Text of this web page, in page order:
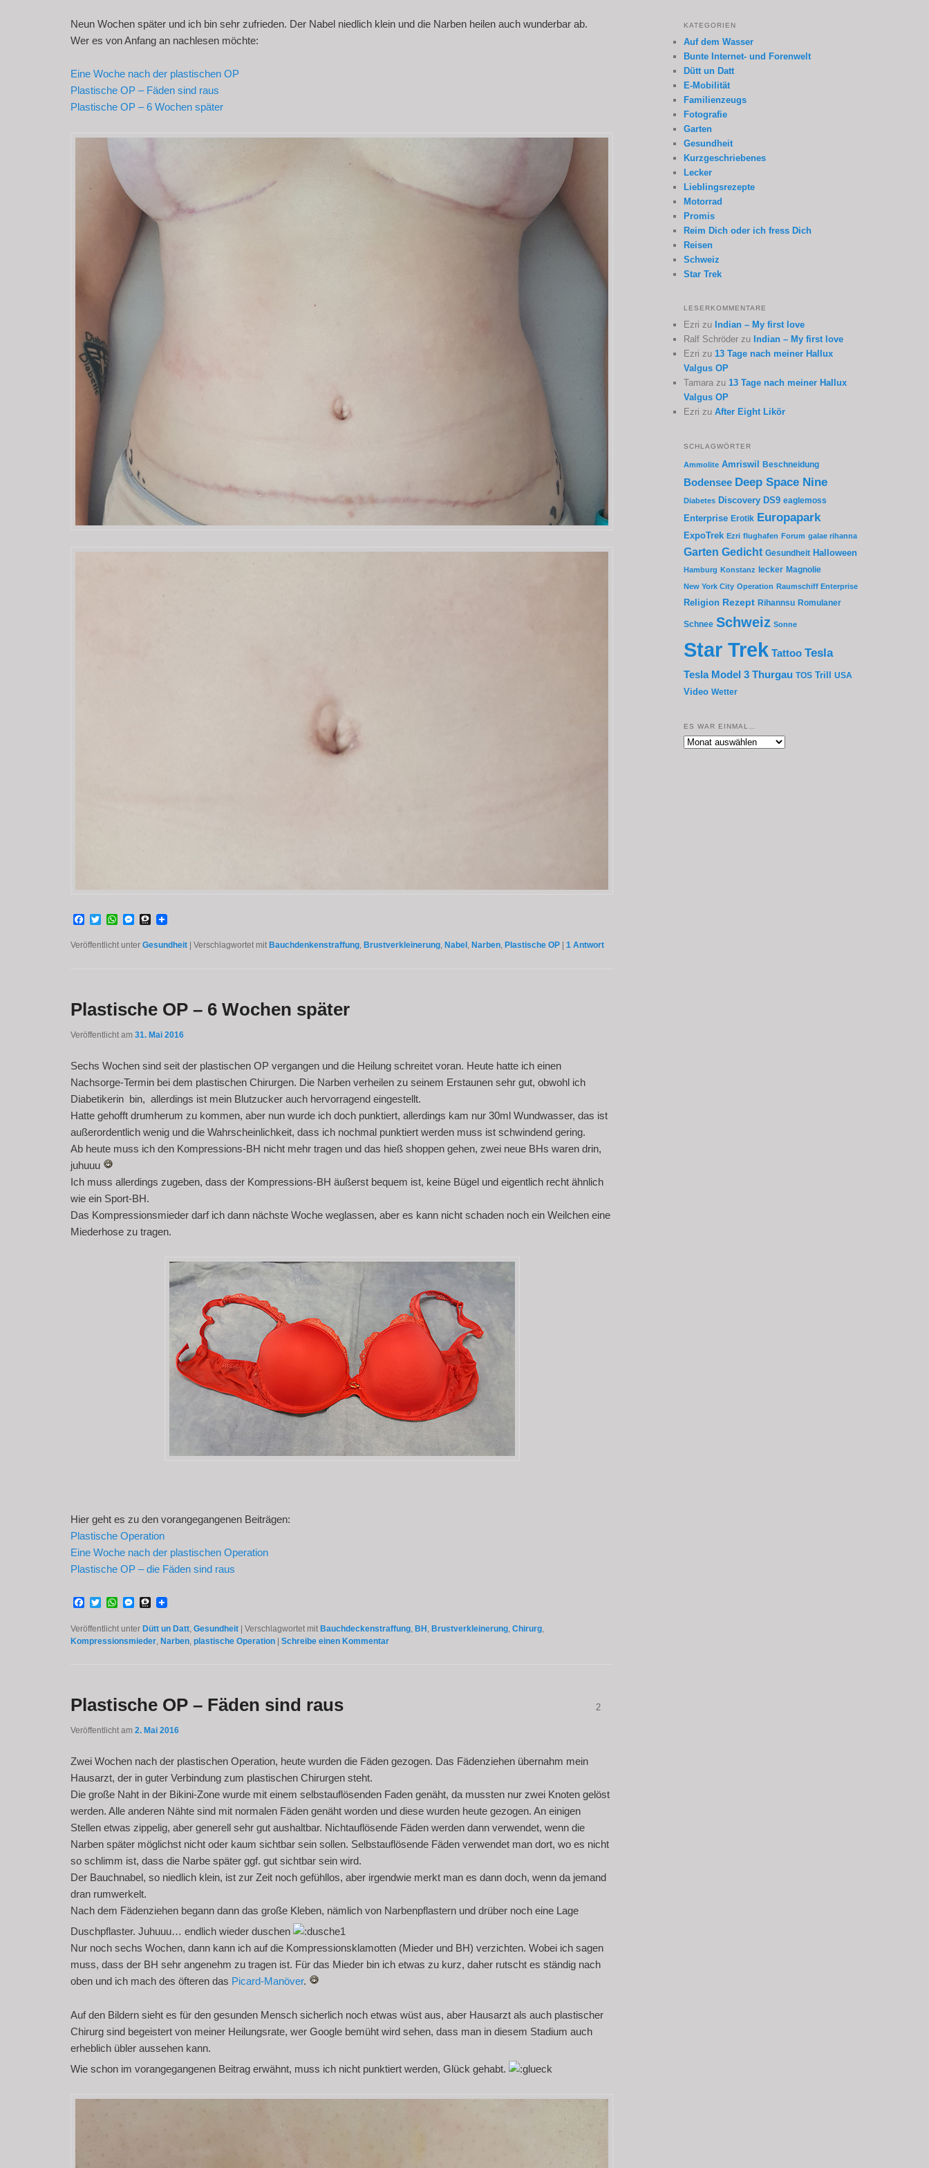
Neun Wochen später und ich bin sehr zufrieden. Der Nabel niedlich klein und die Narben heilen auch wunderbar ab.
Wer es von Anfang an nachlesen möchte:
Eine Woche nach der plastischen OP
Plastische OP – Fäden sind raus
Plastische OP – 6 Wochen später
Facebook
TwitterWhatsApp
Messenger
Threema
Veröffentlicht unter Gesundheit |Verschlagwortet mit Bauchdenkenstraffung, Brustverkleinerung, Nabel , Narben, Plastische OP |1 Antwort
Plastische OP – 6 Wochen später
Veröffentlicht am31. Mai 2016
Sechs Wochen sind seit der plastischen OP vergangen und die Heilung schreitet voran. Heute hatte ich einen
Nachsorge-Termin bei dem plastischen Chirurgen. Die Narben verheilen zu seinem Erstaunen sehr gut, obwohl ich
Diabetikerin bin, allerdings ist mein Blutzucker auch hervorragend eingestellt.
Hatte gehofft drumherum zu kommen, aber nun wurde ich doch punktiert, allerdings kam nur 30ml Wundwasser, das ist
außerordentlich wenig und die Wahrscheinlichkeit, dass ich nochmal punktiert werden muss ist schwindend gering.
Ab heute muss ich den Kompressions-BH nicht mehr tragen und das hieß shoppen gehen, zwei neue BHs waren drin,
juhuuu
Ich muss allerdings zugeben, dass der Kompressions-BH äußerst bequem ist, keine Bügel und eigentlich recht ähnlich
wie ein Sport-BH.
Das Kompressionsmieder darf ich dann nächste Woche weglassen, aber es kann nicht schaden noch ein Weilchen eine
Miederhose zu tragen.
Hier geht es zu den vorangegangenen Beiträgen:
Plastische Operation
Eine Woche nach der plastischen Operation
Plastische OP – die Fäden sind raus
Facebook
TwitterWhatsApp
Messenger
Threema
Veröffentlicht unter Dütt un Datt ,Gesundheit |Verschlagwortet mit Bauchdeckenstraffung ,BH ,Brustverkleinerung ,Chirurg
Kompressionsmieder ,Narben ,plastische Operation |Schreibe einen Kommentar
Plastische OP – Fäden sind raus
Veröffentlicht am2. Mai 2016
2
Zwei Wochen nach der plastischen Operation, heute wurden die Fäden gezogen. Das Fädenziehen übernahm mein
Hausarzt, der in guter Verbindung zum plastischen Chirurgen steht.
Die große Naht in der Bikini-Zone wurde mit einem selbstauflösenden Faden genäht, da mussten nur zwei Knoten gelöst
werden. Alle anderen Nähte sind mit normalen Fäden genäht worden und diese wurden heute gezogen. An einigen
Stellen etwas zippelig, aber generell sehr gut aushaltbar. Nichtauflösende Fäden werden dann verwendet, wenn die
Narben später möglichst nicht oder kaum sichtbar sein sollen. Selbstauflösende Fäden verwendet man dort, wo es nicht
so schlimm ist, dass die Narbe später ggf. gut sichtbar sein wird.
Der Bauchnabel, so niedlich klein, ist zur Zeit noch gefühllos, aber irgendwie merkt man es dann doch, wenn da jemand
dran rumwerkelt.
Nach dem Fädenziehen begann dann das große Kleben, nämlich von Narbenpflastern und drüber noch eine Lage
Duschpflaster. Juhuuu… endlich wieder duschen
Nur noch sechs Wochen, dann kann ich auf die Kompressionsklamotten (Mieder und BH) verzichten. Wobei ich sagen
muss, dass der BH sehr angenehm zu tragen ist. Für das Mieder bin ich etwas zu kurz, daher rutscht es ständig nach
oben und ich mach des öfteren das Picard-Manöver.
Auf den Bildern sieht es für den gesunden Mensch sicherlich noch etwas wüst aus, aber Hausarzt als auch plastischer
Chirurg sind begeistert von meiner Heilungsrate, wer Google bemüht wird sehen, dass man in diesem Stadium auch
erheblich übler aussehen kann.
Wie schon im vorangegangenen Beitrag erwähnt, muss ich nicht punktiert werden, Glück gehabt.
KATEGORIEN
Auf dem Wasser
Bunte Internet- und Forenwelt
Dütt un Datt
E-Mobilität
Familienzeugs
Fotografie
Garten
Gesundheit
Kurzgeschriebenes
Lecker
Lieblingsrezepte
Motorrad
Promis
Reim Dich oder ich fress Dich
Reisen
Schweiz
Star Trek
LESERKOMMENTARE
Ezri zu Indian – My first love
Ralf Schröder zu Indian – My first love
Ezri zu13 Tage nach meiner Hallux
Valgus OP
Tamara zu13 Tage nach meiner Hallux
Valgus OP
Ezri zuAfter Eight Likör
SCHLAGWÖRTER
Ammolite Amriswil Beschneidung
Bodensee Deep Space Nine
Diabetes Discovery DS9 eaglemoss
Enterprise Erotik Europapark
ExpoTrek Ezri flughafen Forum galae rihanna
Garten Gedicht Gesundheit Halloween
Hamburg Konstanz lecker Magnolie
New York City Operation Raumschiff Enterprise
Religion Rezept Rihannsu Romulaner
Schnee Schweiz Sonne
Star Trek Tattoo Tesla
Tesla Model 3 Thurgau TOS Trill USA
Video Wetter
ES WAR EINMAL…
Es